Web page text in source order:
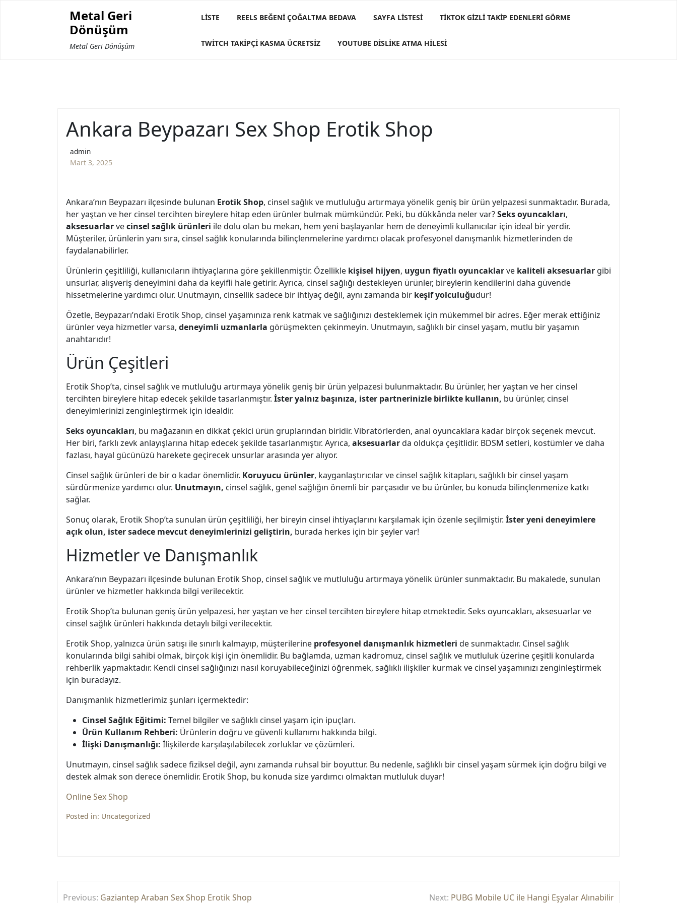
Metal Geri
Dönüşüm
Metal Geri Dönüşüm
LISTE REELS BEĞENI ÇOĞALTMA BEDAVA SAYFA LISTESI TIKTOK GIZLI TAKIP EDENLERI GÖRME
TWITCH TAKIPÇI KASMA ÜCRETSIZ YOUTUBE DISLIKE ATMA HILESI
Ankara Beypazarı Sex Shop Erotik Shop
admin
Mart 3, 2025
Ankara’nın Beypazarı ilçesinde bulunan Erotik Shop, cinsel sağlık ve mutluluğu artırmaya yönelik geniş bir ürün yelpazesi sunmaktadır. Burada,
her yaştan ve her cinsel tercihten bireylere hitap eden ürünler bulmak mümkündür. Peki, bu dükkânda neler var?Seks oyuncakları,
aksesuarlarvecinsel sağlık ürünleri ile dolu olan bu mekan, hem yeni başlayanlar hem de deneyimli kullanıcılar için ideal bir yerdir.
Müşteriler, ürünlerin yanı sıra, cinsel sağlık konularında bilinçlenmelerine yardımcı olacak profesyonel danışmanlık hizmetlerinden de
faydalanabilirler.
Ürünlerin çeşitliliği, kullanıcıların ihtiyaçlarına göre şekillenmiştir. Özellikle kişisel hijyen, uygun fiyatlı oyuncaklarve kaliteli aksesuarlar gibi
unsurlar, alışveriş deneyimini daha da keyifli hale getirir. Ayrıca, cinsel sağlığı destekleyen ürünler, bireylerin kendilerini daha güvende
hissetmelerine yardımcı olur. Unutmayın, cinsellik sadece bir ihtiyaç değil, aynı zamanda bir keşif yolculuğudur!
Özetle, Beypazarı’ndaki Erotik Shop, cinsel yaşamınıza renk katmak ve sağlığınızı desteklemek için mükemmel bir adres. Eğer merak ettiğiniz
ürünler veya hizmetler varsa, deneyimli uzmanlarla görüşmekten çekinmeyin. Unutmayın, sağlıklı bir cinsel yaşam, mutlu bir yaşamın
anahtarıdır!
Ürün Çeşitleri
Erotik Shop’ta, cinsel sağlık ve mutluluğu artırmaya yönelik geniş bir ürün yelpazesi bulunmaktadır. Bu ürünler, her yaştan ve her cinsel
tercihten bireylere hitap edecek şekilde tasarlanmıştır. İster yalnız başınıza, ister partnerinizle birlikte kullanın, bu ürünler, cinsel
deneyimlerinizi zenginleştirmek için idealdir.
Seks oyuncakları, bu mağazanın en dikkat çekici ürün gruplarından biridir. Vibratörlerden, anal oyuncaklara kadar birçok seçenek mevcut.
Her biri, farklı zevk anlayışlarına hitap edecek şekilde tasarlanmıştır. Ayrıca, aksesuarlarda oldukça çeşitlidir. BDSM setleri, kostümler ve daha
fazlası, hayal gücünüzü harekete geçirecek unsurlar arasında yer alıyor.
Cinsel sağlık ürünleri de bir o kadar önemlidir. Koruyucu ürünler, kayganlaştırıcılar ve cinsel sağlık kitapları, sağlıklı bir cinsel yaşam
sürdürmenize yardımcı olur. Unutmayın, cinsel sağlık, genel sağlığın önemli bir parçasıdır ve bu ürünler, bu konuda bilinçlenmenize katkı
sağlar.
Sonuç olarak, Erotik Shop’ta sunulan ürün çeşitliliği, her bireyin cinsel ihtiyaçlarını karşılamak için özenle seçilmiştir. İster yeni deneyimlere
açık olun, ister sadece mevcut deneyimlerinizi geliştirin, burada herkes için bir şeyler var!
Hizmetler ve Danışmanlık
Ankara’nın Beypazarı ilçesinde bulunan Erotik Shop, cinsel sağlık ve mutluluğu artırmaya yönelik ürünler sunmaktadır. Bu makalede, sunulan
ürünler ve hizmetler hakkında bilgi verilecektir.
Erotik Shop’ta bulunan geniş ürün yelpazesi, her yaştan ve her cinsel tercihten bireylere hitap etmektedir. Seks oyuncakları, aksesuarlar ve
cinsel sağlık ürünleri hakkında detaylı bilgi verilecektir.
Erotik Shop, yalnızca ürün satışı ile sınırlı kalmayıp, müşterilerine profesyonel danışmanlık hizmetleri de sunmaktadır. Cinsel sağlık
konularında bilgi sahibi olmak, birçok kişi için önemlidir. Bu bağlamda, uzman kadromuz, cinsel sağlık ve mutluluk üzerine çeşitli konularda
rehberlik yapmaktadır. Kendi cinsel sağlığınızı nasıl koruyabileceğinizi öğrenmek, sağlıklı ilişkiler kurmak ve cinsel yaşamınızı zenginleştirmek
için buradayız.
Danışmanlık hizmetlerimiz şunları içermektedir:
Cinsel Sağlık Eğitimi: Temel bilgiler ve sağlıklı cinsel yaşam için ipuçları.
Ürün Kullanım Rehberi: Ürünlerin doğru ve güvenli kullanımı hakkında bilgi.
İlişki Danışmanlığı: İlişkilerde karşılaşılabilecek zorluklar ve çözümleri.
Unutmayın, cinsel sağlık sadece fiziksel değil, aynı zamanda ruhsal bir boyuttur. Bu nedenle, sağlıklı bir cinsel yaşam sürmek için doğru bilgi ve
destek almak son derece önemlidir. Erotik Shop, bu konuda size yardımcı olmaktan mutluluk duyar!
Online Sex Shop
Posted in: Uncategorized
Yazı
Previous: Gaziantep Araban Sex Shop Erotik Shop Next: PUBG Mobile UC ile Hangi Eşyalar Alınabilir